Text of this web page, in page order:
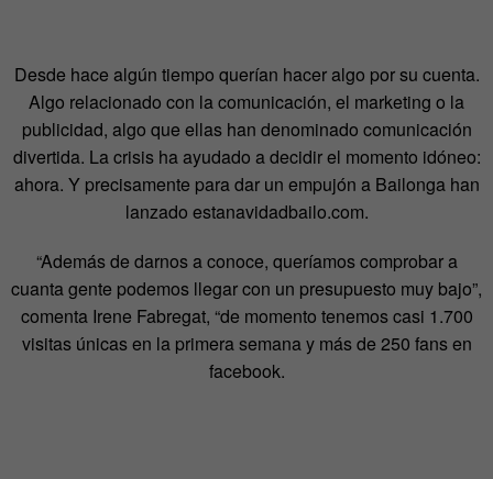
Desde hace algún tiempo querían hacer algo por su cuenta.
Algo relacionado con la comunicación, el marketing o la
publicidad, algo que ellas han denominado comunicación
divertida. La crisis ha ayudado a decidir el momento idóneo:
ahora. Y precisamente para dar un empujón a Bailonga han
lanzado estanavidadbailo.com.
“Además de darnos a conoce, queríamos comprobar a
cuanta gente podemos llegar con un presupuesto muy bajo”,
comenta Irene Fabregat, “de momento tenemos casi 1.700
visitas únicas en la primera semana y más de 250 fans en
facebook.